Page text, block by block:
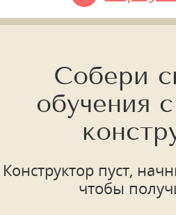
Собери
обучения
Конструктор пуст,
чтобы